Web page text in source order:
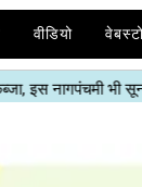
वीडियो